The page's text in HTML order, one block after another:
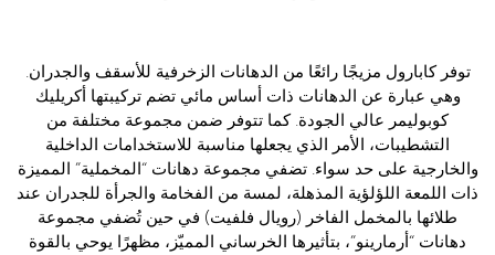
توفر كابارول مزيجًا رائعًا من الدهانات الزخرفية للأسقف والجدران.
وهي عبارة عن الدهانات ذات أساس مائي تضم تركيبتها أكريليك
كوبوليمر عالي الجودة. كما تتوفر ضمن مجموعة مختلفة من
التشطيبات، الأمر الذي يجعلها مناسبة للاستخدامات الداخلية
والخارجية على حد سواء. تضفي مجموعة دهانات “المخملية” المميزة
ذات اللمعة اللؤلؤية المذهلة، لمسة من الفخامة والجرأة للجدران عند
طلائها بالمخمل الفاخر (رويال فلفيت) في حين تُضفي مجموعة
دهانات “أرمارينو”، بتأثيرها الخرساني المميّز، مظهرًا يوحي بالقوة